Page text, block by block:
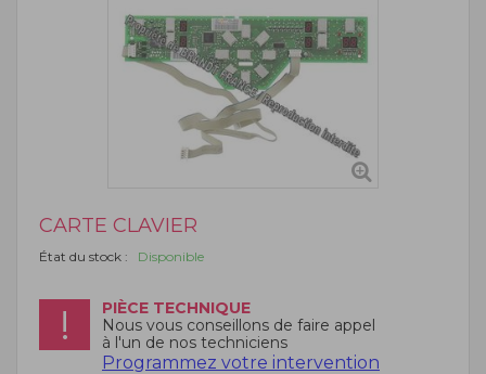
CARTE CLAVIER
État du stock : Disponible
PIÈCE TECHNIQUE
Nous vous conseillons de faire appel
à l'un de nos techniciens
Programmez votre intervention